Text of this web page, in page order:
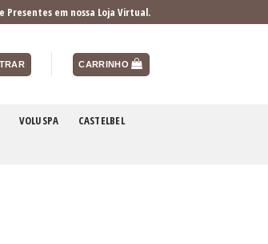
Presentes em nossa Loja Virtual.
CARRINHO
VOLUSPA CASTELBEL